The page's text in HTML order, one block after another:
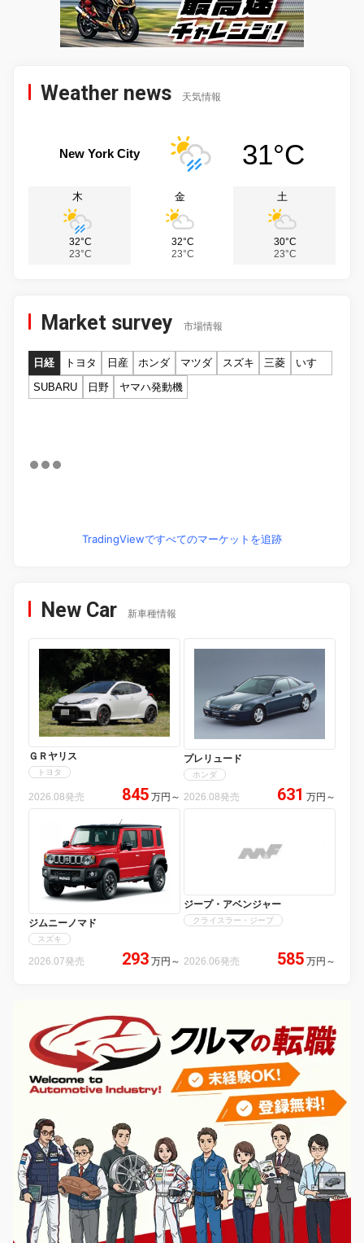
Weather news 天気情報
New York City 31°C
木
32°C
23°C
金
32°C
23°C
土
30°C
23°C
Market survey 市場情報
日経 トヨタ 日産 ホンダ マツダ スズキ 三菱
いすゞ
SUBARU
日野 ヤマハ発動機
TradingViewですべてのマーケットを追跡
New Car 新車種情報
ＧＲヤリス
トヨタ
2026.08発売 845 万円 ～
プレリュード
ホンダ
2026.08発売 631 万円 ～
ジムニーノマド
スズキ
2026.07発売 293 万円 ～
ジープ・アベンジャー
クライスラー・ジープ
2026.06発売 585 万円 ～